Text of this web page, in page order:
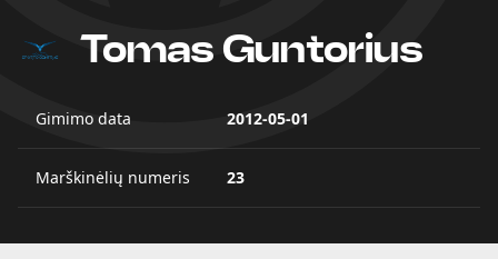
Tomas Guntorius
Gimimo data 2012-05-01
Marškinėlių numeris 23